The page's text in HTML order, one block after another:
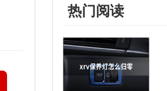
热门阅读